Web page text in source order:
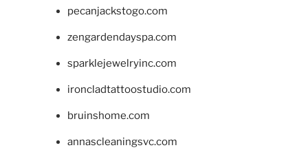
pecanjackstogo.com
zengardendayspa.com
sparklejewelryinc.com
ironcladtattoostudio.com
bruinshome.com
annascleaningsvc.com